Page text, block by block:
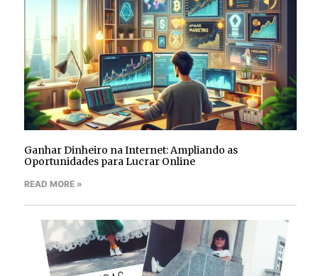
Ganhar Dinheiro na Internet: Ampliando as
Oportunidades para Lucrar Online
READ MORE »